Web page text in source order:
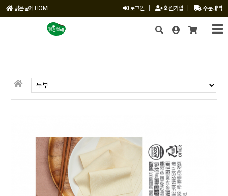
맑은물에 HOME 로그인| 회원가입 주문내역